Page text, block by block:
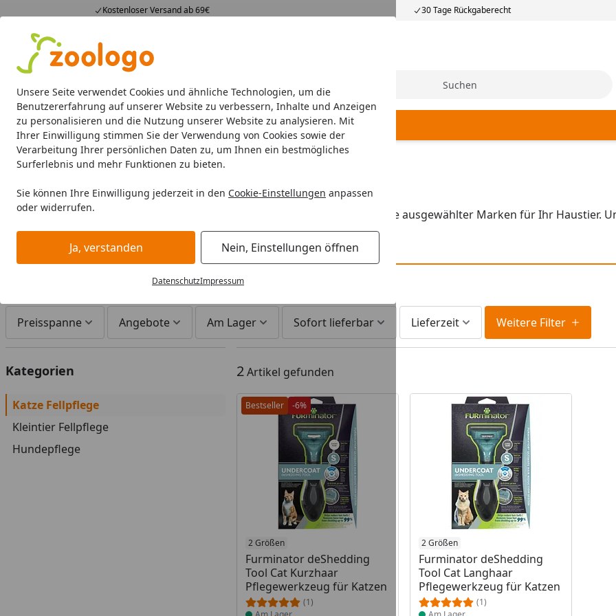
Unsere Seite verwendet Cookies und ähnliche Technologien, um die
Benutzererfahrung auf unserer Website zu verbessern, Inhalte und Anzeigen
zu personalisieren und die Nutzung unserer Website zu analysieren. Mit
Ihrer Einwilligung stimmen Sie der Verwendung von Cookies sowie der
Verarbeitung Ihrer persönlichen Daten zu, um Ihnen ein bestmögliches
Surferlebnis und mehr Funktionen zu bieten.
Sie können Ihre Einwilligung jederzeit in den Cookie-Einstellungen anpassen
oder widerrufen.
Ja, verstanden Nein, Einstellungen öffnen
DatenschutzImpressum
Kostenloser Versand ab 69€ 30 Tage Rückgaberecht
4,74
23.588 Bewertungen
Alle Produkte
Alle Produkte Angebote Neuheiten Sommerhits Suche
FURminator Katze Fellpflege Kleintier Fellpflege Hundepflege
Startseite
FURminator Katze Fellpflege
FURminator Katze Fellpflege
FURminator Katze Fellpflege bei Zoologo und finden Sie passende Produkte ausgewählter Marken für Ihr
für unterschiedliche Bedürfnisse.
Ihre Artikelübersicht
Preisspanne Angebote Am Lager Sofort lieferbar Lieferzeit Weitere Filter
Kategorien
Katze Fellpflege
Kleintier Fellpflege
Hundepflege
2Artikel gefunden
Bestseller -6%
2 Größen
Furminator deShedding
Tool Cat Kurzhaar
Pflegewerkzeug für Katzen
(1)
Produkt am Lager 2 Größen
Furminator deShedding
Tool Cat Langhaar
Pflegewerkzeug für Katzen
(1)
Produkt am Lager